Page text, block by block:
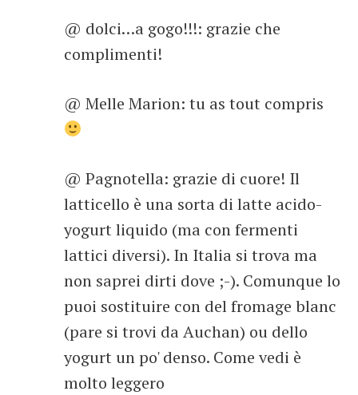
@ dolci…a gogo!!!: grazie che
complimenti!
@ Melle Marion: tu as tout compris
@ Pagnotella: grazie di cuore! Il
latticello è una sorta di latte acido-
yogurt liquido (ma con fermenti
lattici diversi). In Italia si trova ma
non saprei dirti dove ;-). Comunque lo
puoi sostituire con del fromage blanc
(pare si trovi da Auchan) ou dello
yogurt un po' denso. Come vedi è
molto leggero